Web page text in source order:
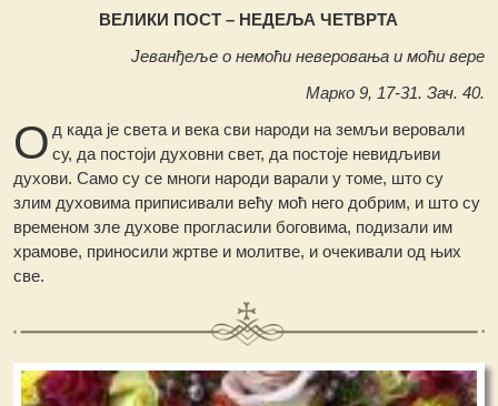
ВЕЛИКИ ПОСТ – НЕДЕЉА ЧЕТВРТА
Јеванђеље о немоћи неверовања и моћи вере
Марко 9, 17-31. Зач. 40.
О д када је света и века сви народи на земљи веровали
су, да постоји духовни свет, да постоје невидљиви
духови. Само су се многи народи варали у томе, што су
злим духовима приписивали већу моћ него добрим, и што су
временом зле духове прогласили боговима, подизали им
храмове, приносили жртве и молитве, и очекивали од њих
све.